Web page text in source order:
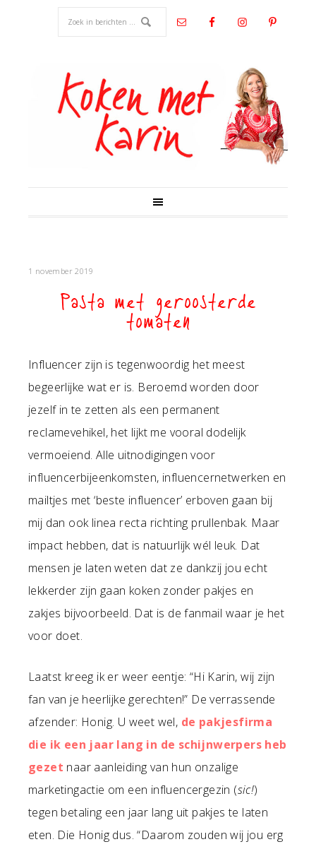
1 november 2019
Pasta met geroosterde
tomaten
Influencer zijn is tegenwoordig het meest
begeerlijke wat er is. Beroemd worden door
jezelf in te zetten als een permanent
reclamevehikel, het lijkt me vooral dodelijk
vermoeiend. Alle uitnodigingen voor
influencerbijeenkomsten, influencernetwerken en
mailtjes met ‘beste influencer’ erboven gaan bij
mij dan ook linea recta richting prullenbak. Maar
impact hebben, dat is natuurlijk wél leuk. Dat
mensen je laten weten dat ze dankzij jou echt
lekkerder zijn gaan koken zonder pakjes en
zakjes bijvoorbeeld. Dat is de fanmail waar je het
voor doet.
Laatst kreeg ik er weer eentje: “Hi Karin, wij zijn
fan van je heerlijke gerechten!” De verrassende
afzender: Honig. U weet wel, de pakjesfirma
die ik een jaar lang in de schijnwerpers heb
gezet naar aanleiding van hun onzalige
marketingactie om een influencergezin (sic!)
tegen betaling een jaar lang uit pakjes te laten
eten. Die Honig dus. “Daarom zouden wij jou erg